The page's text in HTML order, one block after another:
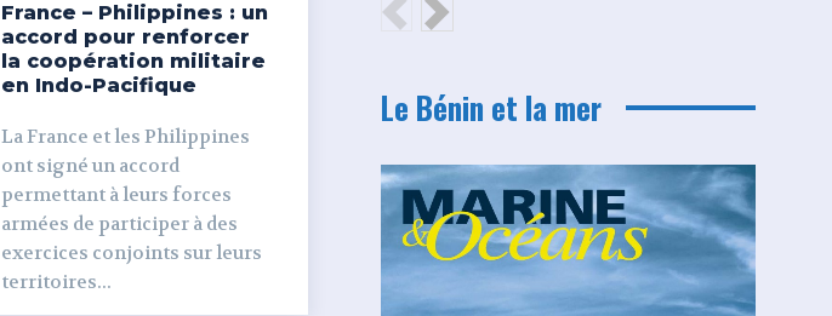
France – Philippines : un
accord pour renforcer
la coopération militaire
en Indo-Pacifique
La France et les Philippines
ont signé un accord
permettant à leurs forces
armées de participer à des
exercices conjoints sur leurs
territoires...
Le Bénin et la mer